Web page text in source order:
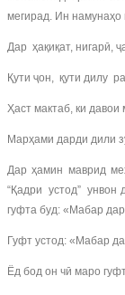
мегирад. Ин
Дар ҳақиқат, нигарӣ,
Қути ҷон, қути дилу
Ҳаст мактаб, ки
Марҳами дарди дили
Дар ҳамин маврид
“Қадри устод” унвон
гуфта буд: «Мабар
Гуфт устод: «Мабар
Ёд бод он чӣ маро